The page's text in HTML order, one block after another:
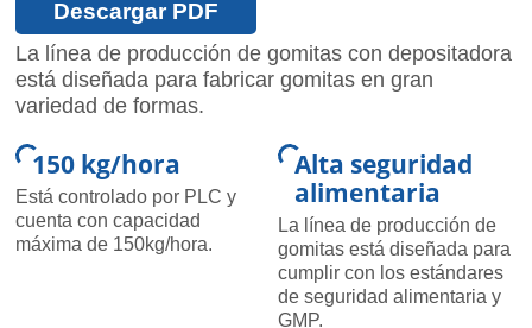
Descargar PDF
La línea de producción de gomitas con depositadora
está diseñada para fabricar gomitas en gran
variedad de formas.
150 kg/hora
Está controlado por PLC y
cuenta con capacidad
máxima de 150kg/hora.
Alta seguridad
alimentaria
La línea de producción de
gomitas está diseñada para
cumplir con los estándares
de seguridad alimentaria y
GMP.